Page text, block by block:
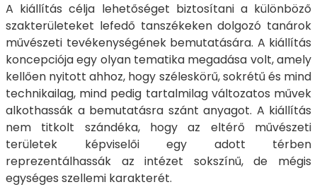
A kiállítás célja lehetőséget biztosítani a különböző
szakterületeket lefedő tanszékeken dolgozó tanárok
művészeti tevékenységének bemutatására. A kiállítás
koncepciója egy olyan tematika megadása volt, amely
kellően nyitott ahhoz, hogy széleskörű, sokrétű és mind
technikailag, mind pedig tartalmilag változatos művek
alkothassák a bemutatásra szánt anyagot. A kiállítás
nem titkolt szándéka, hogy az eltérő művészeti
területek képviselői egy adott térben
reprezentálhassák az intézet sokszínű, de mégis
egységes szellemi karakterét.